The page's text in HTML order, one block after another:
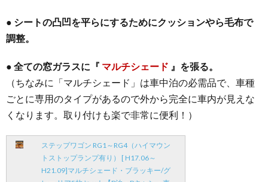
● シートの凸凹を平らにするためにクッションやら毛布で
調整。
● 全ての窓ガラスに『 マルチシェード 』を張る。
（ちなみに「マルチシェード」は車中泊の必需品で、車種
ごとに専用のタイプがあるので外から完全に車内が見えな
くなります。取り付けも楽で非常に便利！）
ステップワゴン RG1～RG4（ハイマウン
トストップランプ有り） [ H17.06～
H21.09]マルチシェード・ブラッキー/グ